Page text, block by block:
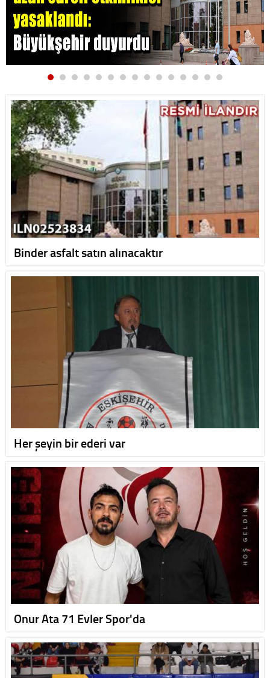
Binder asfalt satın alınacaktır
Her şeyin bir ederi var
Onur Ata 71 Evler Spor'da